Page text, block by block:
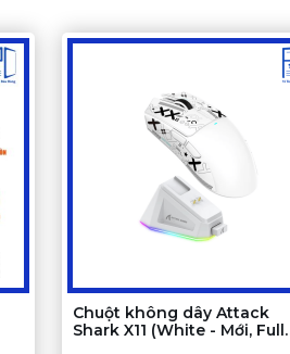
Chuột không dây Attack
Shark X11 (White - Mới, Full